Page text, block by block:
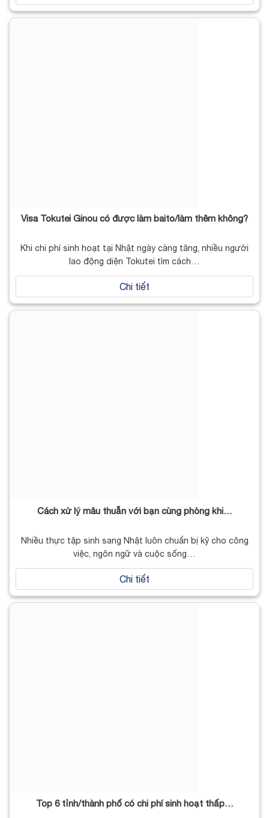
Visa Tokutei Ginou có được làm baito/làm thêm không?
Khi chi phí sinh hoạt tại Nhật ngày càng tăng, nhiều người
lao động diện Tokutei tìm cách…
Chi tiết
Cách xử lý mâu thuẫn với bạn cùng phòng khi…
Nhiều thực tập sinh sang Nhật luôn chuẩn bị kỹ cho công
việc, ngôn ngữ và cuộc sống…
Chi tiết
Top 6 tỉnh/thành phố có chi phí sinh hoạt thấp…